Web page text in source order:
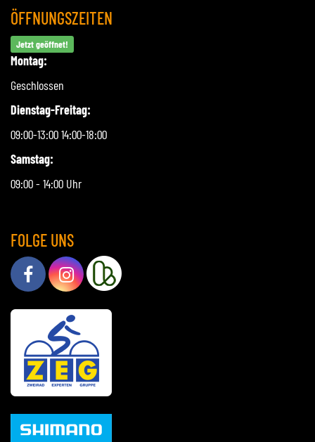
ÖFFNUNGSZEITEN
Jetzt geöffnet!
Montag:
Geschlossen
Dienstag-Freitag:
09:00-13:00 14:00-18:00
Samstag:
09:00 - 14:00 Uhr
FOLGE UNS